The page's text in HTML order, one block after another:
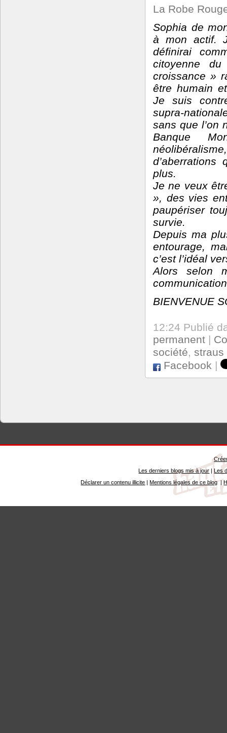
La Robe
Sophia de
à mon actif.
définirai
citoyenne
croissance »
être humain
Je suis
supra-
sans que l’on
Banque
d’aberrations
plus.
Je ne veux
», des vies
paupériser
survie.
Depuis ma
entourage,
c’est l’idéal
Alors selon
BIENVENUE
12:24 Publié
permanent |
société, straus
Facebook |
Les derniers blogs mis à jour | Les
Déclarer un contenu illicite |Mentions légales de ce blog|